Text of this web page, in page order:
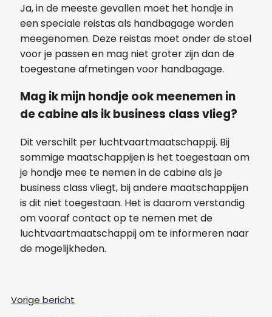
Ja, in de meeste gevallen moet het hondje in
een speciale reistas als handbagage worden
meegenomen. Deze reistas moet onder de stoel
voor je passen en mag niet groter zijn dan de
toegestane afmetingen voor handbagage.
Mag ik mijn hondje ook meenemen in
de cabine als ik business class vlieg?
Dit verschilt per luchtvaartmaatschappij. Bij
sommige maatschappijen is het toegestaan om
je hondje mee te nemen in de cabine als je
business class vliegt, bij andere maatschappijen
is dit niet toegestaan. Het is daarom verstandig
om vooraf contact op te nemen met de
luchtvaartmaatschappij om te informeren naar
de mogelijkheden.
Vorige bericht